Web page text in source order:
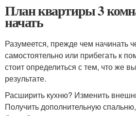
План квартиры 3
начать
Разумеется, прежде чем начинать
самостоятельно или прибегать к
стоит определиться с тем, что же
результате.
Расширить кухню? Изменить
Получить дополнительную